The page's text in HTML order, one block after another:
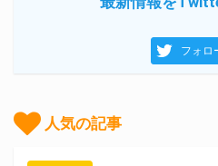
フォロ
人気の記事